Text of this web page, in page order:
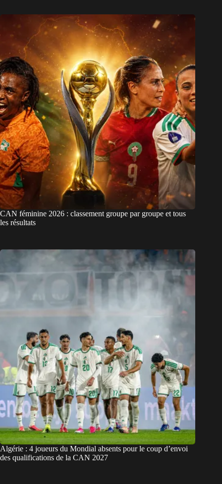
CAN féminine 2026 : classement groupe par groupe et tous
les résultats
Algérie : 4 joueurs du Mondial absents pour le coup d’envoi
des qualifications de la CAN 2027